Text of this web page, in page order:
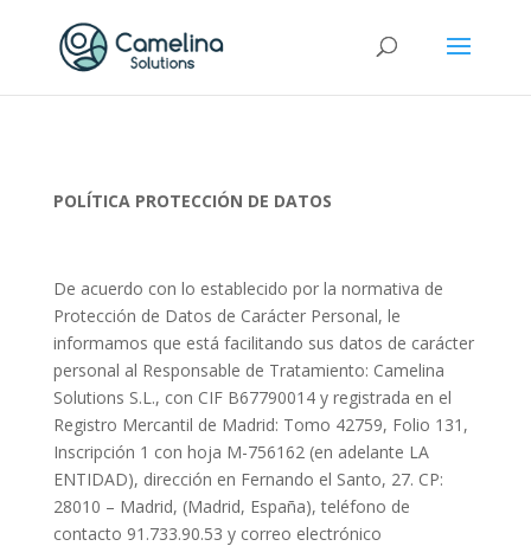
POLÍTICA PROTECCIÓN DE DATOS
De acuerdo con lo establecido por la normativa de
Protección de Datos de Carácter Personal, le
informamos que está facilitando sus datos de carácter
personal al Responsable de Tratamiento: Camelina
Solutions S.L., con CIF B67790014 y registrada en el
Registro Mercantil de Madrid: Tomo 42759, Folio 131,
Inscripción 1 con hoja M-756162 (en adelante LA
ENTIDAD), dirección en Fernando el Santo, 27. CP:
28010 – Madrid, (Madrid, España), teléfono de
contacto 91.733.90.53 y correo electrónico